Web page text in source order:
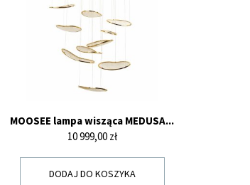
MOOSEE lampa wisząca MEDUSA...
Cena
10 999,00 zł
DODAJ DO KOSZYKA